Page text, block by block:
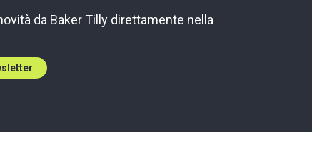
da Baker Tilly direttamente nella